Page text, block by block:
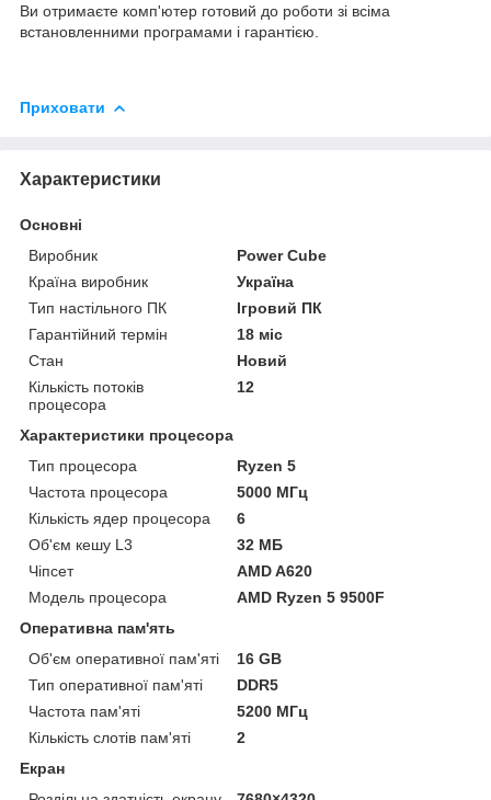
Ви отримаєте комп'ютер готовий до роботи зі всіма
встановленними програмами і гарантією.
Приховати
Характеристики
Основні
Виробник
Power Cube
Країна виробник
Україна
Тип настільного ПК
Ігровий ПК
Гарантійний термін
18 міс
Стан
Новий
Кількість потоків
процесора
12
Характеристики процесора
Тип процесора
Ryzen 5
Частота процесора
5000 МГц
Кількість ядер процесора
6
Об'єм кешу L3
32 МБ
Чіпсет
AMD A620
Модель процесора
AMD Ryzen 5 9500F
Оперативна пам'ять
Об'єм оперативної пам'яті
16 GB
Тип оперативної пам'яті
DDR5
Частота пам'яті
5200 МГц
Кількість слотів пам'яті
2
Екран